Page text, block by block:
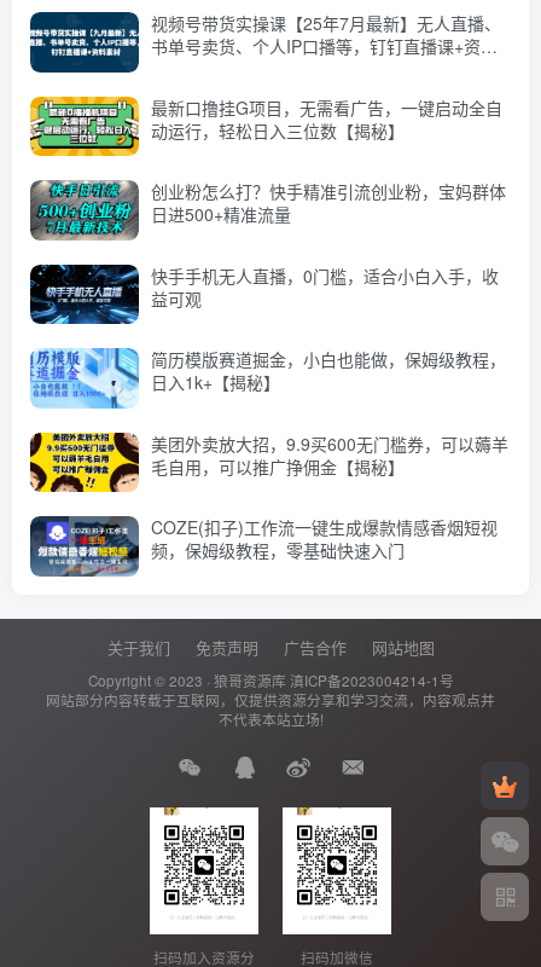
视频号带货实操课【25年7月最新】无人直播、
书单号卖货、个人IP口播等，钉钉直播课+资料
最新口撸挂G项目，无需看广告，一键启动全自
动运行，轻松日入三位数【揭秘】
创业粉怎么打？快手精准引流创业粉，宝妈群体
日进500+精准流量
快手手机无人直播，0门槛，适合小白入手，收
益可观
简历模版赛道掘金，小白也能做，保姆级教程，
日入1k+【揭秘】
美团外卖放大招，9.9买600无门槛券，可以薅羊
毛自用，可以推广挣佣金【揭秘】
COZE(扣子)工作流一键生成爆款情感香烟短视
频，保姆级教程，零基础快速入门
关于我们 免责声明 广告合作 网站地图
Copyright © 2023 · 狼哥资源库 滇ICP备2023004214-1号
网站部分内容转载于互联网，仅提供资源分享和学习交流，内容观点并
不代表本站立场!
扫码加入资源分 扫码加微信